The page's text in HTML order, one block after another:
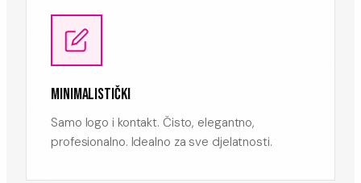
MINIMALISTIČKI
Samo logo i kontakt. Čisto, elegantno,
profesionalno. Idealno za sve djelatnosti.